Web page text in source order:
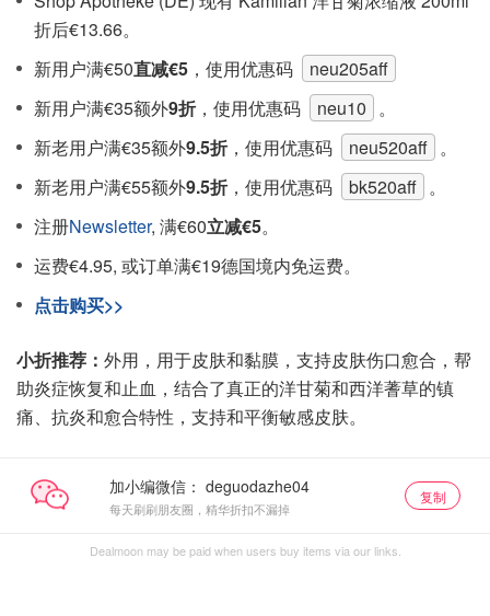
折后€13.66。
新用户满€50直减€5 ，使用优惠码
neu205aff
新用户满€35额外9折 ，使用优惠码 neu10 。
新老用户满€35额外9.5折 ，使用优惠码 neu520aff 。
新老用户满€55额外9.5折 ，使用优惠码 bk520aff 。
注册Newsletter, 满€60立减€5。
运费€4.95, 或订单满€19德国境内免运费。
点击购买>>
小折推荐： 外用，用于皮肤和黏膜，支持皮肤伤口愈合，帮
助炎症恢复和止血，结合了真正的洋甘菊和西洋蓍草的镇
痛、抗炎和愈合特性，支持和平衡敏感皮肤。
加小编微信：
每天刷刷朋友圈，精华折扣不漏掉
复制
Dealmoon may be paid when users buy items via our links.